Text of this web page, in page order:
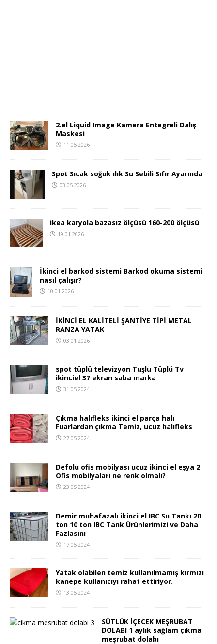
2.el Liquid Image Kamera Entegreli Dalış
Maskesi
11.05.2026
Spot Sıcak soğuk ılık Su Sebili Sıfır Ayarında
03.05.2026
ikea karyola bazasız ölçüsü 160-200 ölçüsü
19.01.2026
İkinci el barkod sistemi Barkod okuma sistemi
nasıl çalışır?
10.01.2026
İKİNCİ EL KALİTELİ ŞANTİYE TİPİ METAL
RANZA YATAK
03.01.2026
spot tüplü televizyon Tuşlu Tüplü Tv
ikinciel 37 ekran saba marka
31.05.2024
Çıkma halıfleks ikinci el parça halı
Fuarlardan çıkma Temiz, ucuz halıfleks
27.05.2024
Defolu ofis mobilyası ucuz ikinci el eşya 2
Ofis mobilyaları ne renk olmalı?
23.05.2024
Demir muhafazalı ikinci el IBC Su Tankı 20
ton 10 ton IBC Tank Ürünlerimizi ve Daha
Fazlasını
17.05.2024
Yatak olabilen temiz kullanılmamış kırmızı
kanepe kullanıcıyı rahat ettiriyor.
13.05.2024
SÜTLÜK İÇECEK MEŞRUBAT
DOLABI 1 aylık sağlam çıkma
meşrubat dolabı